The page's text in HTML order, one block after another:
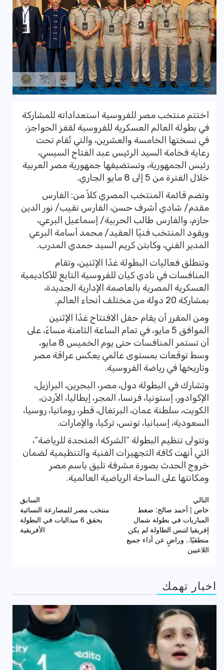
اختتم منتخب مصر للفروسية استعداداته للمشاركة
في بطولة العالم العسكرية للفروسية لقفز الحواجز،
في نسختها الخامسة والعشرين، والتي تُقام تحت
رعاية فخامة السيد الرئيس عبد الفتاح السيسي،
رئيس الجمهورية، وتستضيفها جمهورية مصر العربية
خلال الفترة من 5 إلى 8 مايو الجاري.
وتضم قائمة المنتخب المصري كلاً من: الفارس
مقدم/ شادي أشرف حسن، الفارس نقيب/ نور الدين
حازم، والفارس طالب الحربية/ إسماعيل البرعي،
ويقود المنتخب فنيًا العقيد/ محمد أسامة البرعي
المدير الفني، وكابتن كريم السيد حمدي المدرب.
وتنطلق فعاليات البطولة غدًا الإثنين، وتقام
المنافسات في نادي كيان للفروسية التابع للأكاديمية
العسكرية المصرية بالعاصمة الإدارية الجديدة،
بمشاركة 20 دولة من مختلف أنحاء العالم.
ومن المقرر أن يقام حفل الافتتاح غدًا الإثنين
الموافق 5 مايو، في تمام الساعة الثامنة مساءً، على
أن تستمر المنافسات حتى يوم الخميس 8 مايو،
وسط توقعات بمستوى عالمي يعكس عراقة مصر
وتاريخها في رياضة الفروسية.
وتشارك في البطولة دول، مصر، البحرين، البرازيل،
الإكوادور، إستونيا، فرنسا، المجر، إيطاليا، الأردن،
الكويت، سلطنة عمان، البرتغال، قطر، رومانيا، روسيا،
السعودية، إسبانيا، تونس، تركيا، والإمارات.
وتتولى تنظيم البطولة “الشركة المتحدة للرياضة”،
التي أنهت كافة التجهيزات الفنية والتنظيمية لضمان
خروج الحدث بصورة مشرفة تليق باسم مصر
ومكانتها على الساحة الرياضية العالمية.
تصفّح
المقالات
السابق
منتخب مصر للمصارعة النسائية
يحقق 6 ميداليات في البطولة
الأفريقية
التالي
خاص | أحمد صالح: ضغط
المباريات في بطولة شمال
إفريقيا لتنس الطاولة لم يكن
منطقيًا.. وراضٍ عن أداء جميع
اللاعبين
اخبار تهمك